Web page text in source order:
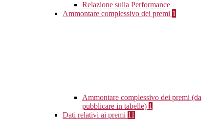
Relazione sulla Performance
Ammontare complessivo dei premi 1
Ammontare complessivo dei premi (da
pubblicare in tabelle) 1
Dati relativi ai premi 11